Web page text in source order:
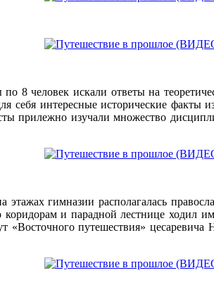
8 человек искали ответы на
интересные исторические факты
прилежно изучали множество
гимназии располагалась
и парадной лестнице ходил
путешествия» цесаревича